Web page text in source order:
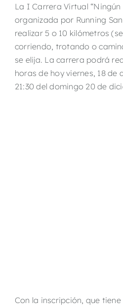
La I Carrera Virtual
organizada por Running
realizar 5 o 10 kilómetros
corriendo, trotando o
se elija. La carrera podrá
horas de hoy viernes, 18 de
21:30 del domingo 20 de
Con la inscripción, que